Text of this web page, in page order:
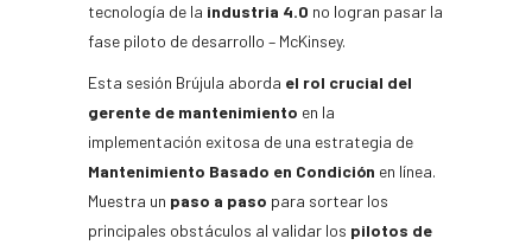
tecnología de la industria 4.0 no logran pasar la
fase piloto de desarrollo – McKinsey.
Esta sesión Brújula aborda el rol crucial del
gerente de mantenimiento en la
implementación exitosa de una estrategia de
Mantenimiento Basado en Condición en línea.
Muestra un paso a paso para sortear los
principales obstáculos al validar los pilotos de